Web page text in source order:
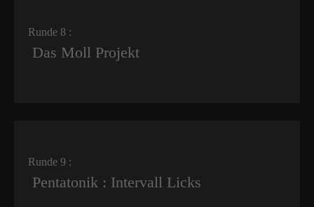
Runde 8 :
Das Moll Projekt
Runde 9 :
Pentatonik : Intervall Licks